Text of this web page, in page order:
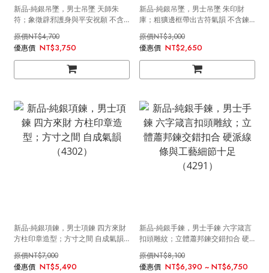
新品-純銀吊墜，男士吊墜 天師朱
符；象徵辟邪護身與平安祝願 不含
鍊子（4304）
NT$4,700
NT$3,750
新品-純銀吊墜，男士吊墜 朱印財
庫；粗獷邊框帶出古符氣韻 不含鍊
子（4303）
NT$3,000
NT$2,650
新品-純銀項鍊，男士項鍊 四方來財
方柱印章造型；方寸之間 自成氣韻
（4302）
NT$7,000
NT$5,490
新品-純銀手鍊，男士手鍊 六字箴言
扣頭雕紋；立體蕭邦鍊交錯扣合 硬
派線條與工藝細節十足（4291）
NT$8,100
NT$6,390 ~ NT$6,750